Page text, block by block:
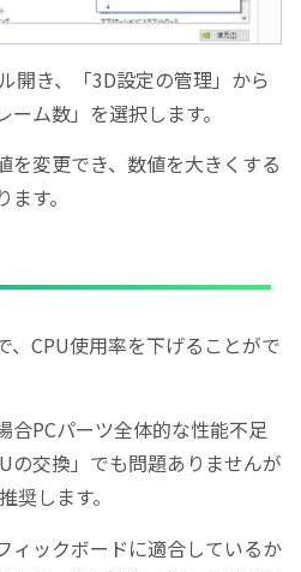
開き、「3D設定の管理」から
ーム数」を選択します。
を変更でき、数値を大きくする
す。
、CPU使用率を下げることがで
合PCパーツ全体的な性能不足
の交換」でも問題ありませんが
奨します。
ィックボードに適合しているか